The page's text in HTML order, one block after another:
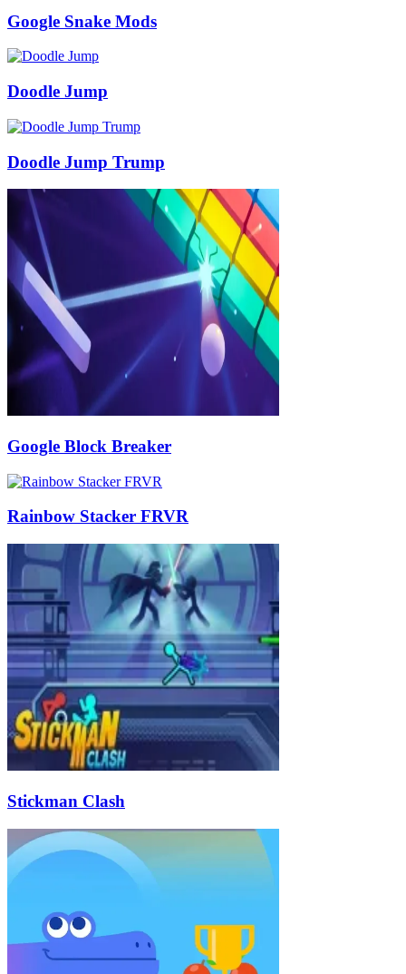
Google Snake Mods
Doodle Jump
Doodle Jump Trump
Google Block Breaker
Rainbow Stacker FRVR
Stickman Clash